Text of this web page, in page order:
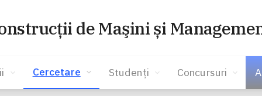
de Maşini și
Cercetare Studenți Concursuri